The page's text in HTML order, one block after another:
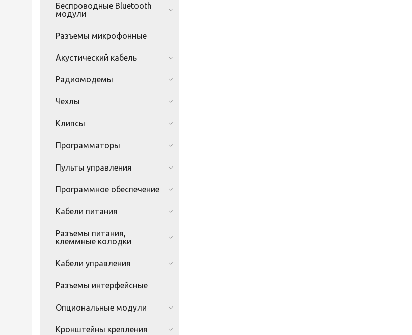
Беспроводные Bluetooth
модули
Разъемы микрофонные
Акустический кабель
Радиомодемы
Чехлы
Клипсы
Программаторы
Пульты управления
Программное обеспечение
Кабели питания
Разъемы питания,
клеммные колодки
Кабели управления
Разъемы интерфейсные
Опциональные модули
Кронштейны крепления